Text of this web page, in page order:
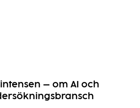
– om AI och